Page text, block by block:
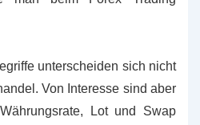
unterscheiden sich nicht
Von Interesse sind aber
Lot und Swap